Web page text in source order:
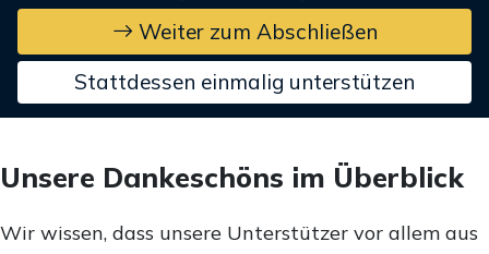
Weiter zum Abschließen
Stattdessen einmalig unterstützen
Unsere Dankeschöns im Überblick
Wir wissen, dass unsere Unterstützer vor allem aus